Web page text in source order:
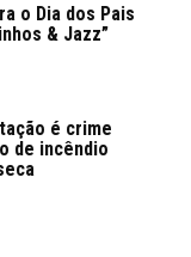
o Dia dos Pais
& Jazz”
é crime
de incêndio